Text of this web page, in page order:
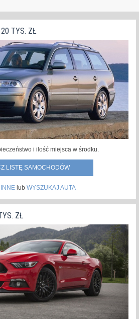
TYS. ZŁ
i ilość miejsca w środku.
LISTĘ SAMOCHODÓW
lub WYSZUKAJ AUTA
ZŁ